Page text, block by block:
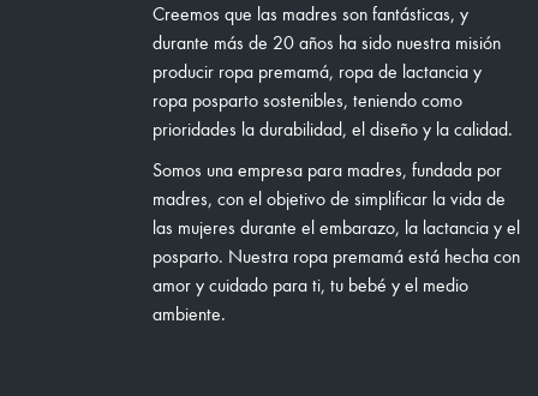
Creemos que las madres son fantásticas, y
durante más de 20 años ha sido nuestra misión
producir ropa premamá, ropa de lactancia y
ropa posparto sostenibles, teniendo como
prioridades la durabilidad, el diseño y la calidad.
Somos una empresa para madres, fundada por
madres, con el objetivo de simplificar la vida de
las mujeres durante el embarazo, la lactancia y el
posparto. Nuestra ropa premamá está hecha con
amor y cuidado para ti, tu bebé y el medio
ambiente.